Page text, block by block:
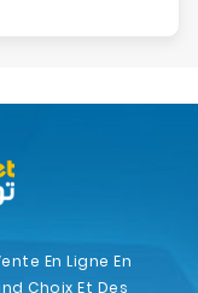
En Ligne En
Choix Et Des